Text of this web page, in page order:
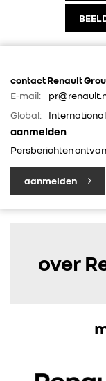
contact Renault
E-mail:
Global:
aanmelden
Persberichten
aanmelden
over